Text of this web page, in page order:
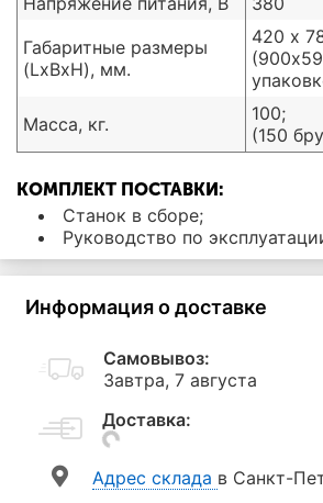
Габаритные размеры
(LxBxH), мм.
420 х
Масса, кг.
100;
(150
КОМПЛЕКТ ПОСТАВКИ:
Станок в сборе;
Руководство по
Информация о доставке
Самовывоз:
Завтра, 7 августа
Доставка:
Aдрес склада в Санкт-